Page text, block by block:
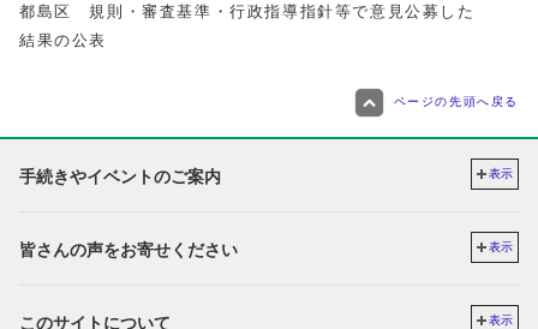
都島区 規則・審査基準・行政指導指針等で意見公募した
結果の公表
ページの先頭へ戻る
手続きやイベントのご案内 表示
皆さんの声をお寄せください 表示
このサイトについて 表示